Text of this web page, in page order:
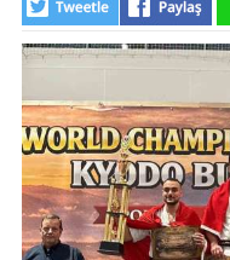
GÜNDEM
SİYASET
EKONOMİ
DÜNYA
MAGAZİN